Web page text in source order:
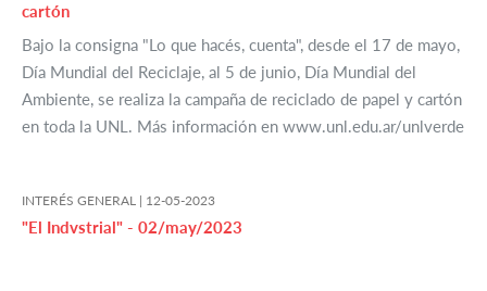
cartón
Bajo la consigna "Lo que hacés, cuenta", desde el 17 de mayo,
Día Mundial del Reciclaje, al 5 de junio, Día Mundial del
Ambiente, se realiza la campaña de reciclado de papel y cartón
en toda la UNL. Más información en www.unl.edu.ar/unlverde
INTERÉS GENERAL | 12-05-2023
"El Indvstrial" - 02/may/2023